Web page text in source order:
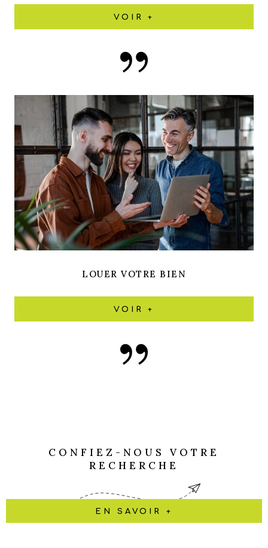
VOIR +
LOUER VOTRE BIEN
VOIR +
CONFIEZ-NOUS VOTRE
RECHERCHE
EN SAVOIR +